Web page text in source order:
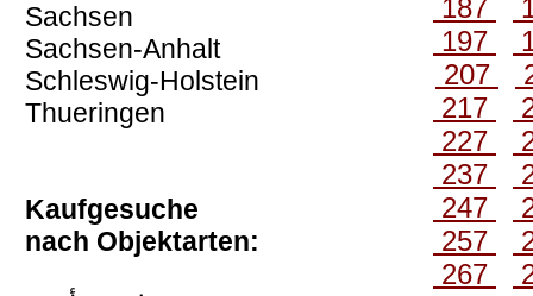
Sachsen
Sachsen-Anhalt
Schleswig-Holstein
Thueringen
Kaufgesuche
nach Objektarten:
187
197
207
217
227
237
247
257
267